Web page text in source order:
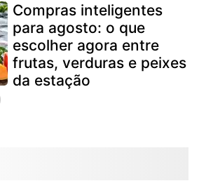
Compras inteligentes
para agosto: o que
escolher agora entre
frutas, verduras e peixes
da estação